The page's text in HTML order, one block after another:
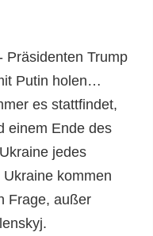
Präsidenten Trump
Putin holen…
es stattfindet,
einem Ende des
jedes
kommen
Frage, außer